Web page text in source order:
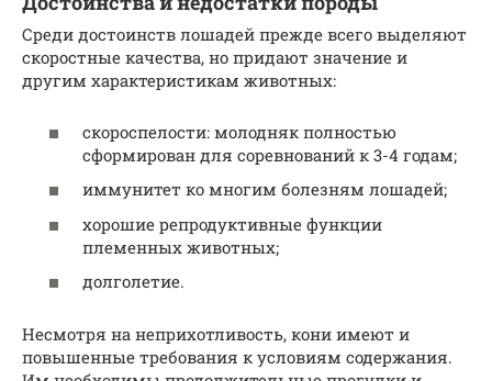
Среди достоинств лошадей прежде всего выделяют
скоростные качества, но придают значение и
другим характеристикам животных:
скороспелости: молодняк полностью
сформирован для соревнований к 3-4 годам;
иммунитет ко многим болезням лошадей;
хорошие репродуктивные функции
племенных животных;
долголетие.
Несмотря на неприхотливость, кони имеют и
повышенные требования к условиям содержания.